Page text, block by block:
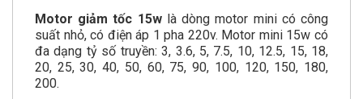
Motor giảm tốc 15wlà dòng motor mini có công
suất nhỏ, có điện áp 1 pha 220v. Motor mini 15w có
đa dạng tỷ số truyền: 3, 3.6, 5, 7.5, 10, 12.5, 15, 18,
20, 25, 30, 40, 50, 60, 75, 90, 100, 120, 150, 180,
200.